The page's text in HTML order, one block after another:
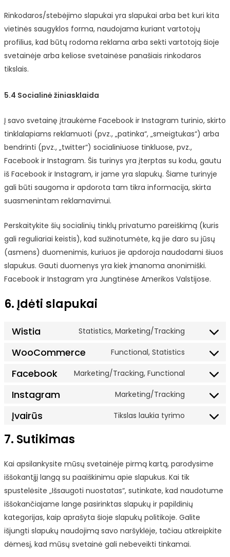
Rinkodaros/stebėjimo slapukai yra slapukai arba bet kuri kita
vietinės saugyklos forma, naudojama kuriant vartotojų
profilius, kad būtų rodoma reklama arba sekti vartotoją šioje
svetainėje arba keliose svetainėse panašiais rinkodaros
tikslais.
5.4 Socialinė žiniasklaida
Į savo svetainę įtraukėme Facebook ir Instagram turinio, skirto
tinklalapiams reklamuoti (pvz., „patinka“, „smeigtukas“) arba
bendrinti (pvz., „twitter“) socialiniuose tinkluose, pvz.,
Facebook ir Instagram. Šis turinys yra įterptas su kodu, gautu
iš Facebook ir Instagram, ir jame yra slapukų. Šiame turinyje
gali būti saugoma ir apdorota tam tikra informacija, skirta
suasmenintam reklamavimui.
Perskaitykite šių socialinių tinklų privatumo pareiškimą (kuris
gali reguliariai keistis), kad sužinotumėte, ką jie daro su jūsų
(asmens) duomenimis, kuriuos jie apdoroja naudodami šiuos
slapukus. Gauti duomenys yra kiek įmanoma anonimiški.
Facebook ir Instagram yra Jungtinėse Amerikos Valstijose.
6. Įdėti slapukai
Wistia Statistics, Marketing/Tracking
Consent
wistia
WooCommerce Functional, Statistics
Consent
Facebook Marketing/Tracking, Functional
Consent
facebook
Instagram Marketing/Tracking
Consent
Įvairūs Tikslas laukia tyrimo
Consent
Įvairūs
7. Sutikimas
Kai apsilankysite mūsų svetainėje pirmą kartą, parodysime
iššokantįjį langą su paaiškinimu apie slapukus. Kai tik
spustelėsite „Išsaugoti nuostatas“, sutinkate, kad naudotume
iššokančiajame lange pasirinktas slapukų ir papildinių
kategorijas, kaip aprašyta šioje slapukų politikoje. Galite
išjungti slapukų naudojimą savo naršyklėje, tačiau atkreipkite
dėmesį, kad mūsų svetainė gali nebeveikti tinkamai.